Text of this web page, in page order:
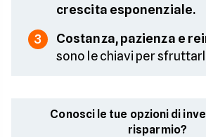
crescita esponenziale.
3
Costanza, pazienza e
sono le chiavi per
Conosci le tue opzioni di
risparmio?